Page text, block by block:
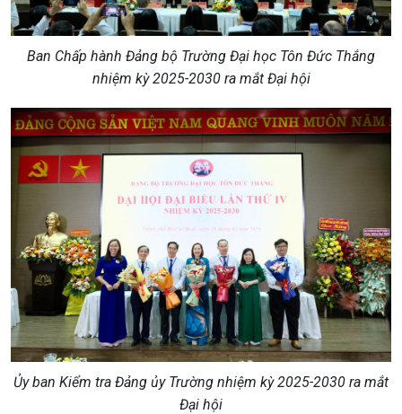
Ban Chấp hành Đảng bộ Trường Đại học Tôn Đức Thắng
nhiệm kỳ 2025-2030 ra mắt Đại hội
Ủy ban Kiểm tra Đảng ủy Trường nhiệm kỳ 2025-2030 ra mắt
Đại hội